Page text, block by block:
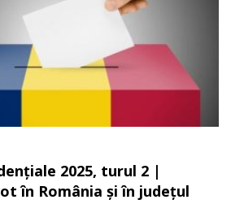
2025, turul 2 |
în România și în județul